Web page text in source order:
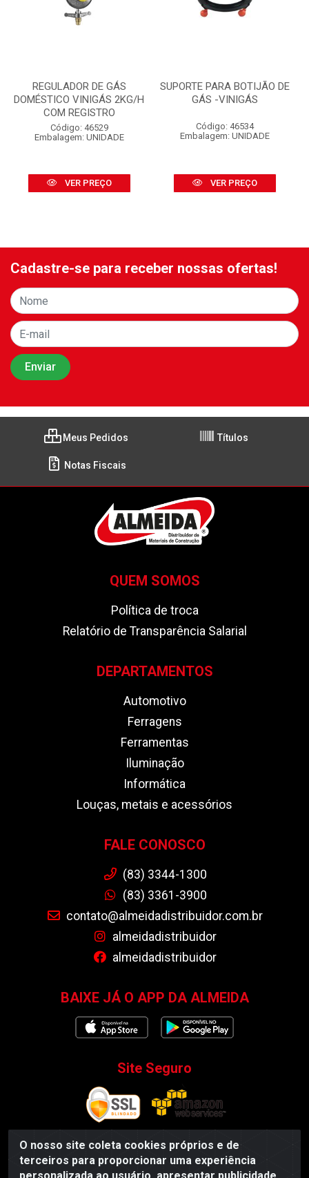
REGULADOR DE GÁS
DOMÉSTICO VINIGÁS 2KG/H
COM REGISTRO
Código: 46529
Embalagem: UNIDADE
VER PREÇO
SUPORTE PARA BOTIJÃO DE
GÁS -VINIGÁS
Código: 46534
Embalagem: UNIDADE
VER PREÇO
O nosso site coleta cookies próprios e de
terceiros para proporcionar uma experiência
Cadastre-se para receber nossas ofertas!
Meus Pedidos Títulos
Notas Fiscais
QUEM SOMOS
Política de troca
Relatório de Transparência Salarial
DEPARTAMENTOS
Automotivo
Ferragens
Ferramentas
Iluminação
Informática
Louças, metais e acessórios
FALE CONOSCO
(83) 3344-1300
(83) 3361-3900
contato@almeidadistribuidor.com.br
almeidadistribuidor
almeidadistribuidor
BAIXE JÁ O APP DA ALMEIDA
Site Seguro
Almeida Distribuidor - Rodovia BR 104, S/N, Centro -